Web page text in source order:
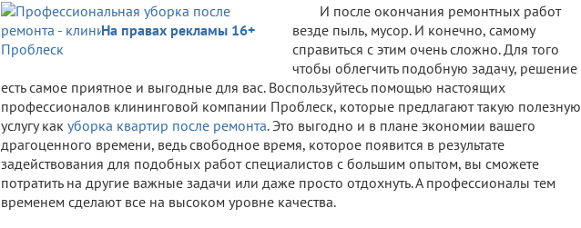
На правах рекламы 16+
И после окончания ремонтных работ
везде пыль, мусор. И конечно, самому
справиться с этим очень сложно. Для того
чтобы облегчить подобную задачу, решение
есть самое приятное и выгодные для вас. Воспользуйтесь помощью настоящих
профессионалов клининговой компании Проблеск, которые предлагают такую полезную
услугу как уборка квартир после ремонта. Это выгодно и в плане экономии вашего
драгоценного времени, ведь свободное время, которое появится в результате
задействования для подобных работ специалистов с большим опытом, вы сможете
потратить на другие важные задачи или даже просто отдохнуть. А профессионалы тем
временем сделают все на высоком уровне качества.